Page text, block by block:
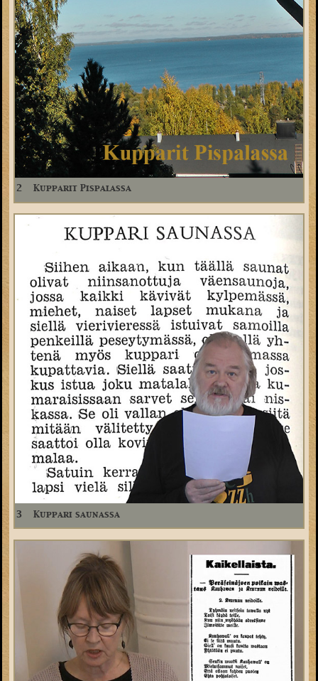
2 Kupparit Pispalassa
3 Kuppari saunassa